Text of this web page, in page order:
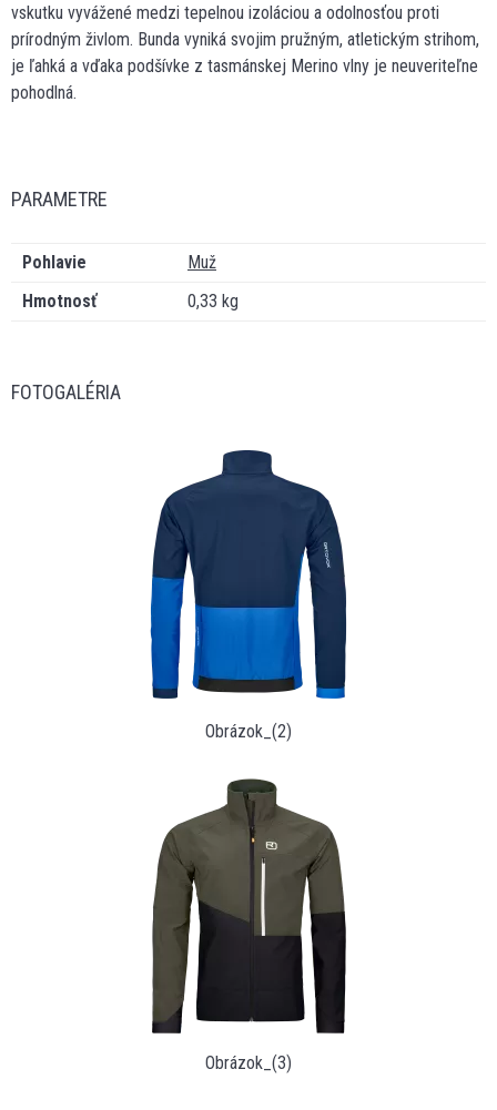
vskutku vyvážené medzi tepelnou izoláciou a odolnosťou proti
prírodným živlom. Bunda vyniká svojim pružným, atletickým strihom,
je ľahká a vďaka podšívke z tasmánskej Merino vlny je neuveriteľne
pohodlná.
PARAMETRE
Pohlavie
Muž
Hmotnosť
0,33 kg
FOTOGALÉRIA
Obrázok_(2)
Obrázok_(3)